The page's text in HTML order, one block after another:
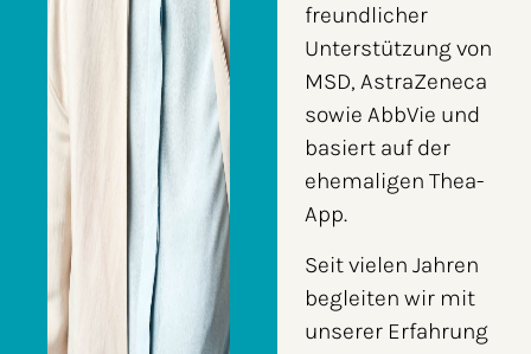
freundlicher
Unterstützung von
MSD, AstraZeneca
sowie AbbVie und
basiert auf der
ehemaligen Thea-
App.
Seit vielen Jahren
begleiten wir mit
unserer Erfahrung